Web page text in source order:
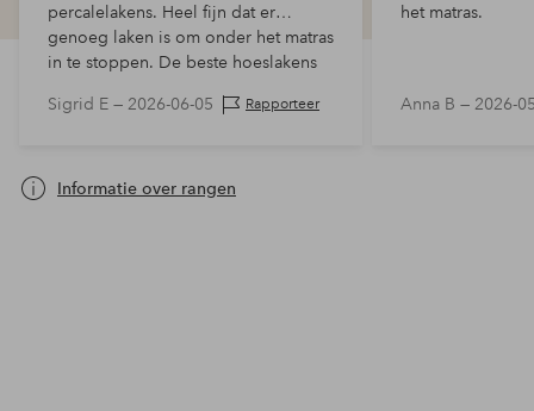
percalelakens. Heel fijn dat er
genoeg laken is om onder het matras
in te stoppen. De beste hoeslakens
Sigrid E — 2026-06-05 Rapporteer
het matras.
Anna B — 2026-
Informatie over rangen